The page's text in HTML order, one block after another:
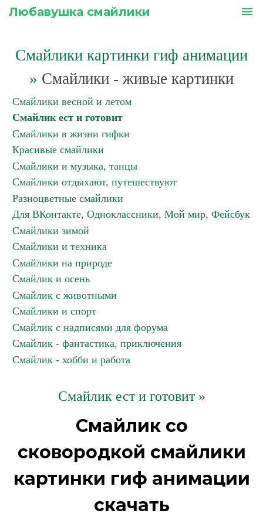
Любавушка смайлики menu
Смайлики картинки гиф анимации
» Смайлики - живые картинки
Смайлики весной и летом
Смайлик ест и готовит
Смайлики в жизни гифки
Красивые смайлики
Смайлики и музыка, танцы
Смайлики отдыхают, путешествуют
Разноцветные смайлики
Для ВКонтакте, Одноклассники, Мой мир, Фейсбук
Смайлики зимой
Смайлики и техника
Смайлики на природе
Смайлик и осень
Смайлик с животными
Смайлики и спорт
Смайлик с надписями для форума
Смайлик - фантастика, приключения
Смайлик - хобби и работа
Смайлик ест и готовит »
Смайлик со
сковородкой смайлики
картинки гиф анимации
скачать